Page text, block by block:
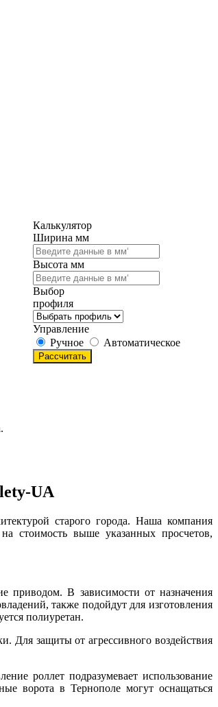
Калькулятор
Ширина мм
Высота мм
Выбор
профиля
Управление
Ручное
Автоматическое
UA
старого города. Наша компания
стоимость выше указанных просчетов,
приводом. В зависимости от назначения
также подойдут для изготовления
полиуретан.
Для защиты от агрессивного воздействия
роллет подразумевает использование
ворота в Тернополе могут оснащаться